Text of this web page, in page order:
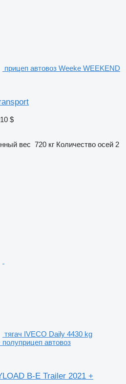
прицеп автовоз Weeke WEEKEND
$
вес 720 кг Количество осей 2
тягач IVECO Daily 4430 kg
автовоз
B-E Trailer 2021 +